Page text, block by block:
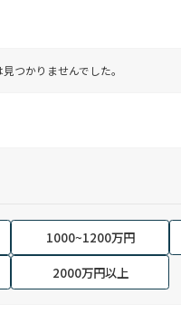
つかりませんでした。
1000~1200万円
2000万円以上